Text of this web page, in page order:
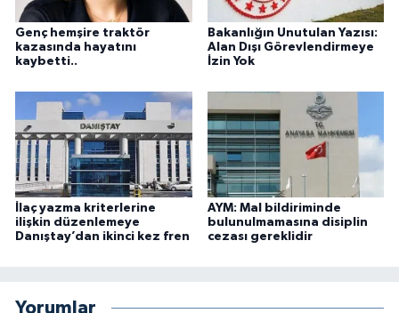
Genç hemşire traktör
kazasında hayatını
kaybetti..
Bakanlığın Unutulan Yazısı:
Alan Dışı Görevlendirmeye
İzin Yok
İlaç yazma kriterlerine
ilişkin düzenlemeye
Danıştay’dan ikinci kez fren
AYM: Mal bildiriminde
bulunulmamasına disiplin
cezası gereklidir
Yorumlar